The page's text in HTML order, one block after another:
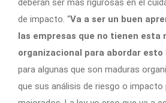
deberán ser más rigurosas en el
de impacto. “Va a ser un buen
las empresas que no tienen esta
organizacional para abordar esto
para algunas que son maduras
que sus análisis de riesgo o impacto